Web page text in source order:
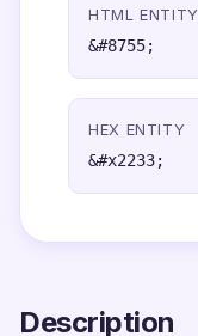
HTML ENTITY
&#8755;
HEX ENTITY
&#x2233;
Description